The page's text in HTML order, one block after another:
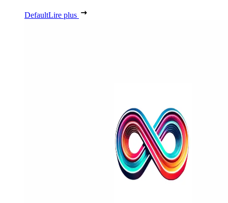
DefaultLire plus